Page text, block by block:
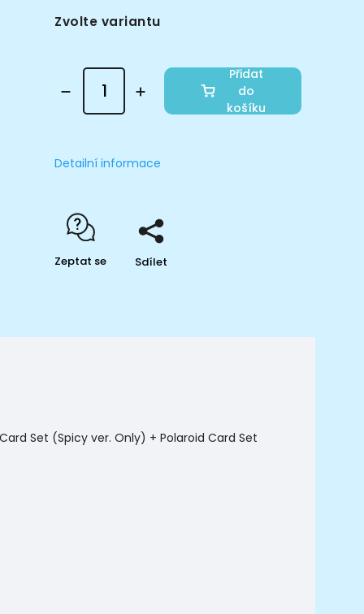
Zvolte variantu
Přidat
do
košíku
Detailní informace
Zeptat se Sdílet
Set (Spicy ver. Only) + Polaroid Card Set